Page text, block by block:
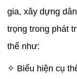
gia, xây dựng
trọng trong phát
thể như:
✧ Biểu hiện cụ